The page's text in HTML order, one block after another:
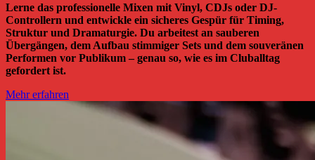
Lerne das professionelle Mixen mit Vinyl, CDJs oder DJ-
Controllern und entwickle ein sicheres Gespür für Timing,
Struktur und Dramaturgie. Du arbeitest an sauberen
Übergängen, dem Aufbau stimmiger Sets und dem souveränen
Performen vor Publikum – genau so, wie es im Cluballtag
gefordert ist.
Mehr erfahren